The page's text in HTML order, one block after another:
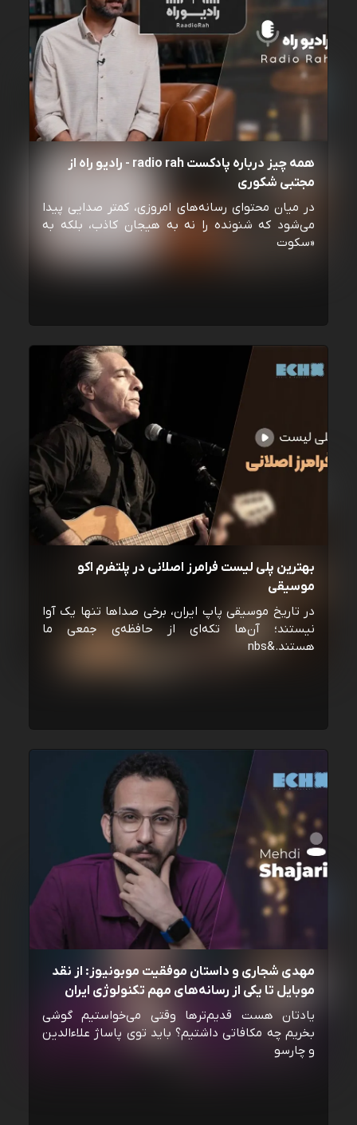
همه چیز درباره پادکست radio rah - رادیو راه از
مجتبی شکوری
در میان محتوای رسانه‌های امروزی، کمتر صدایی پیدا
می‌شود که شنونده را نه به هیجان کاذب، بلکه به
«سکوت
بهترین پلی لیست فرامرز اصلانی در پلتفرم اکو
موسیقی
در تاریخ موسیقی پاپ ایران، برخی صداها تنها یک آوا
نیستند؛ آن‌ها تکه‌ای از حافظه‌ی جمعی ما
هستند.&nbs
مهدی شجاری و داستان موفقیت موبونیوز: از نقد
موبایل تا یکی از رسانه‌‌های مهم تکنولوژی ایران
یادتان هست قدیم‌ترها وقتی می‌خواستیم گوشی
بخریم چه مکافاتی داشتیم؟ باید توی پاساژ علاءالدین
و چارسو